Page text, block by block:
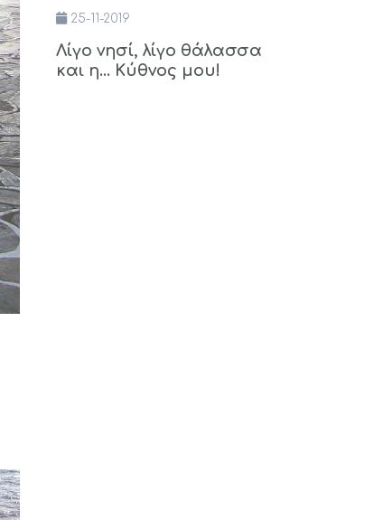
25-11-2019
Λίγο νησί, λίγο θάλασσα
και η... Κύθνος μου!